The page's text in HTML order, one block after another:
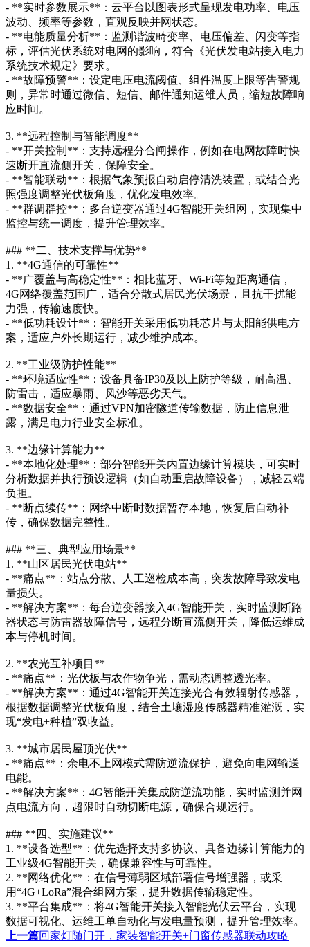
- **实时参数展示**：云平台以图表形式呈现发电功率、电压
波动、频率等参数，直观反映并网状态。
- **电能质量分析**：监测谐波畸变率、电压偏差、闪变等指
标，评估光伏系统对电网的影响，符合《光伏发电站接入电力
系统技术规定》要求。
- **故障预警**：设定电压电流阈值、组件温度上限等告警规
则，异常时通过微信、短信、邮件通知运维人员，缩短故障响
应时间。
3. **远程控制与智能调度**
- **开关控制**：支持远程分合闸操作，例如在电网故障时快
速断开直流侧开关，保障安全。
- **智能联动**：根据气象预报自动启停清洗装置，或结合光
照强度调整光伏板角度，优化发电效率。
- **群调群控**：多台逆变器通过4G智能开关组网，实现集中
监控与统一调度，提升管理效率。
### **二、技术支撑与优势**
1. **4G通信的可靠性**
- **广覆盖与高稳定性**：相比蓝牙、Wi-Fi等短距离通信，
4G网络覆盖范围广，适合分散式居民光伏场景，且抗干扰能
力强，传输速度快。
- **低功耗设计**：智能开关采用低功耗芯片与太阳能供电方
案，适应户外长期运行，减少维护成本。
2. **工业级防护性能**
- **环境适应性**：设备具备IP30及以上防护等级，耐高温、
防雷击，适应暴雨、风沙等恶劣天气。
- **数据安全**：通过VPN加密隧道传输数据，防止信息泄
露，满足电力行业安全标准。
3. **边缘计算能力**
- **本地化处理**：部分智能开关内置边缘计算模块，可实时
分析数据并执行预设逻辑（如自动重启故障设备），减轻云端
负担。
- **断点续传**：网络中断时数据暂存本地，恢复后自动补
传，确保数据完整性。
### **三、典型应用场景**
1. **山区居民光伏电站**
- **痛点**：站点分散、人工巡检成本高，突发故障导致发电
量损失。
- **解决方案**：每台逆变器接入4G智能开关，实时监测断路
器状态与防雷器故障信号，远程分断直流侧开关，降低运维成
本与停机时间。
2. **农光互补项目**
- **痛点**：光伏板与农作物争光，需动态调整透光率。
- **解决方案**：通过4G智能开关连接光合有效辐射传感器，
根据数据调整光伏板角度，结合土壤湿度传感器精准灌溉，实
现“发电+种植”双收益。
3. **城市居民屋顶光伏**
- **痛点**：余电不上网模式需防逆流保护，避免向电网输送
电能。
- **解决方案**：4G智能开关集成防逆流功能，实时监测并网
点电流方向，超限时自动切断电源，确保合规运行。
### **四、实施建议**
1. **设备选型**：优先选择支持多协议、具备边缘计算能力的
工业级4G智能开关，确保兼容性与可靠性。
2. **网络优化**：在信号薄弱区域部署信号增强器，或采
用“4G+LoRa”混合组网方案，提升数据传输稳定性。
3. **平台集成**：将4G智能开关接入智能光伏云平台，实现
数据可视化、运维工单自动化与发电量预测，提升管理效率。
上一篇回家灯随门开，家装智能开关+门窗传感器联动攻略